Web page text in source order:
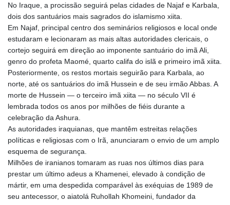
No Iraque, a procissão seguirá pelas cidades de Najaf e Karbala,
dois dos santuários mais sagrados do islamismo xiita.
Em Najaf, principal centro dos seminários religiosos e local onde
estudaram e lecionaram as mais altas autoridades clericais, o
cortejo seguirá em direção ao imponente santuário do imã Ali,
genro do profeta Maomé, quarto califa do islã e primeiro imã xiita.
Posteriormente, os restos mortais seguirão para Karbala, ao
norte, até os santuários do imã Hussein e de seu irmão Abbas. A
morte de Hussein — o terceiro imã xiita — no século VII é
lembrada todos os anos por milhões de fiéis durante a
celebração da Ashura.
As autoridades iraquianas, que mantêm estreitas relações
políticas e religiosas com o Irã, anunciaram o envio de um amplo
esquema de segurança.
Milhões de iranianos tomaram as ruas nos últimos dias para
prestar um último adeus a Khamenei, elevado à condição de
mártir, em uma despedida comparável às exéquias de 1989 de
seu antecessor, o aiatolá Ruhollah Khomeini, fundador da